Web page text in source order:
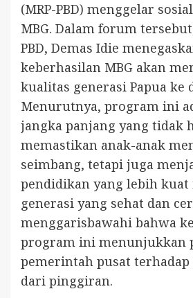
(MRP-PBD) menggelar
MBG. Dalam forum
PBD, Demas Idie
keberhasilan MBG akan
kualitas generasi Papua ke
Menurutnya, program ini
jangka panjang yang tidak
memastikan anak-anak
seimbang, tetapi juga
pendidikan yang lebih
generasi yang sehat dan
menggarisbawahi bahwa
program ini menunjukkan
pemerintah pusat
dari pinggiran.